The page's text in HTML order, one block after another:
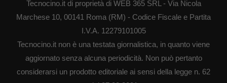
Tecnocino.it di proprietà di WEB 365 SRL - Via Nicola
Marchese 10, 00141 Roma (RM) - Codice Fiscale e Partita
I.V.A. 12279101005
Tecnocino.it non è una testata giornalistica, in quanto viene
aggiornato senza alcuna periodicità. Non può pertanto
considerarsi un prodotto editoriale ai sensi della legge n. 62